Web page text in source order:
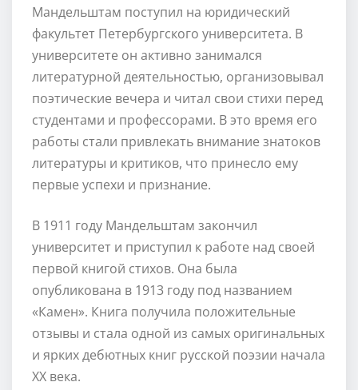
Мандельштам поступил на юридический
факультет Петербургского университета. В
университете он активно занимался
литературной деятельностью, организовывал
поэтические вечера и читал свои стихи перед
студентами и профессорами. В это время его
работы стали привлекать внимание знатоков
литературы и критиков, что принесло ему
первые успехи и признание.
В 1911 году Мандельштам закончил
университет и приступил к работе над своей
первой книгой стихов. Она была
опубликована в 1913 году под названием
«Камен». Книга получила положительные
отзывы и стала одной из самых оригинальных
и ярких дебютных книг русской поэзии начала
XX века.